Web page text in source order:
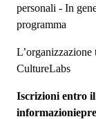
personali - In
programma
L’organizzazione
CultureLabs
Iscrizioni entro il